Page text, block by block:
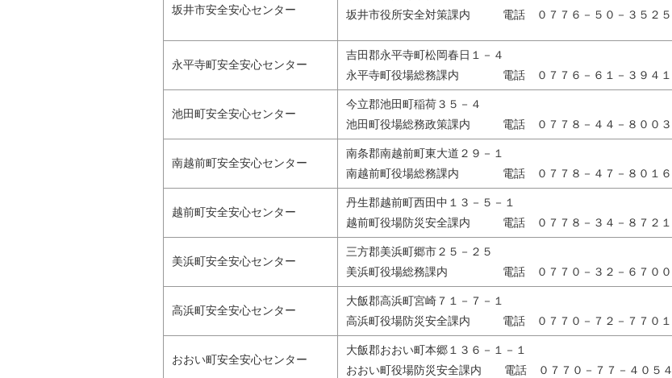
坂井市安全安心センター
坂井市役所安全対策課内 電話 ０７７６－５０－３５２５
永平寺町安全安心センター
吉田郡永平寺町松岡春日１－４
永平寺町役場総務課内 電話 ０７７６－６１－３９４１
池田町安全安心センター
今立郡池田町稲荷３５－４
池田町役場総務政策課内 電話 ０７７８－４４－８００３
南越前町安全安心センター
南条郡南越前町東大道２９－１
南越前町役場総務課内 電話 ０７７８－４７－８０１６
越前町安全安心センター
丹生郡越前町西田中１３－５－１
越前町役場防災安全課内 電話 ０７７８－３４－８７２１
美浜町安全安心センター
三方郡美浜町郷市２５－２５
美浜町役場総務課内 電話 ０７７０－３２－６７００
高浜町安全安心センター
大飯郡高浜町宮崎７１－７－１
高浜町役場防災安全課内 電話 ０７７０－７２－７７０１
おおい町安全安心センター
大飯郡おおい町本郷１３６－１－１
おおい町役場防災安全課内 電話 ０７７０－７７－４０５４